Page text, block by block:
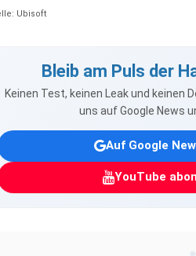
Ubisoft
Bleib am Puls der
Keinen Test, keinen Leak und keinen
uns auf Google News
Auf Google
YouTube